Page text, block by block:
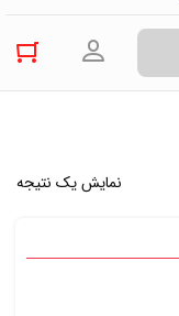
ورود به
نمایش یک نتیجه